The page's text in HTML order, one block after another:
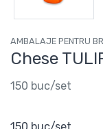
AMBALAJE PENTRU
Chese
150 buc/set